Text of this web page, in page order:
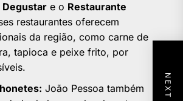
Degustar e o Restaurante
restaurantes oferecem
da região, como carne de
tapioca e peixe frito, por
João Pessoa também